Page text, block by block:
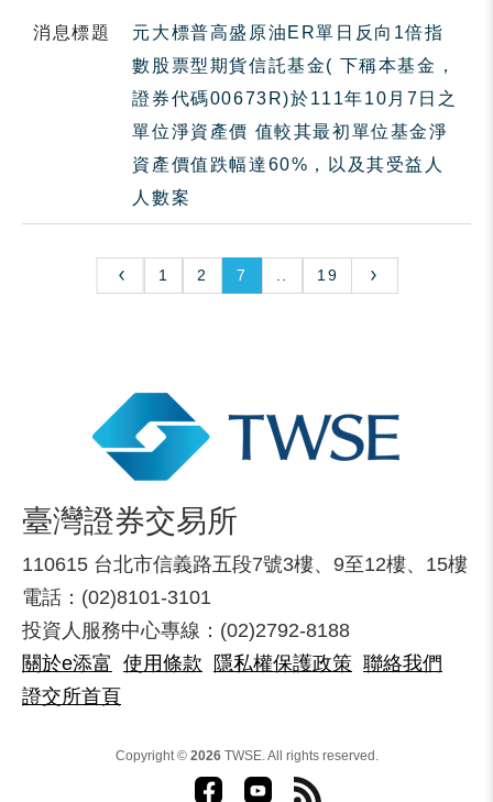
消息標題
元大標普高盛原油ER單日反向1倍指
數股票型期貨信託基金( 下稱本基金，
證券代碼00673R)於111年10月7日之
單位淨資產價 值較其最初單位基金淨
資產價值跌幅達60%，以及其受益人
人數案
1 2 7 19
臺灣證券交易所
110615 台北市信義路五段7號3樓、9至12樓、15樓
電話：(02)8101-3101
投資人服務中心專線：(02)2792-8188
關於e添富 使用條款 隱私權保護政策 聯絡我們
證交所首頁
Copyright © 2026TWSE. All rights reserved.